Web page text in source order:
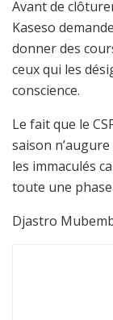
Avant de
Kaseso
donner des
ceux qui les
conscience.
Le fait que le
saison
les immaculés
toute une
Djastro